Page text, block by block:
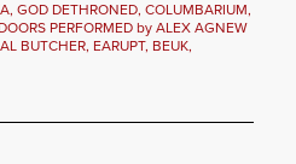
GOD DETHRONED, COLUMBARIUM,
PERFORMED by ALEX AGNEW
BUTCHER, EARUPT, BEUK,